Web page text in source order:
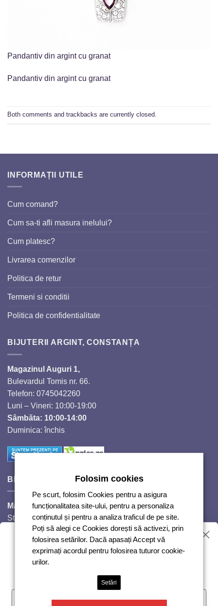
Pandantiv din argint cu granat
Pandantiv din argint cu granat
Both comments and trackbacks are currently closed.
INFORMAȚII UTILE
Cum comand?
Cum sa-ti afli masura inelului?
Cum platesc?
Livrarea comenzilor
Politica de retur
Termeni si conditii
Politica de confidentialitate
BIJUTERII ARGINT, CONSTANȚA
Magazinul Auguri 1,
Bulevardul Tomis nr. 66.
Telefon: 0745042260
Luni – Vineri: 10:00-19:00
Sâmbăta: 10:00-14:00
Duminica: închis
BIJUTERII SI CRISTALE
Magazinul Auguri 2,
Strada Răscoalei 1907, nr. 18.
Telefon: 0720224353
Luni – Vineri: 10:00-18:00
Sâmbăta: 10:00-14:00
Duminică: închis
Folosim cookies
Pe scurt, folosim Cookies pentru a asigura
funcționalitatea site-ului, pentru a personaliza
conținutul și pentru a analiza traficul de pe site.
Poți să alegi ce Cookies dorești să activezi, prin
folosirea setărilor. Dacă apasați Accept vă
exprimați acordul pentru folosirea tuturor cookie-
urilor.
Setări
Vrei reduceri?
Abonează-te și te anunțăm!